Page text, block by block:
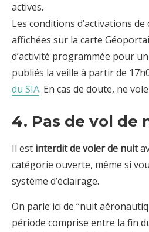
actives.
Les conditions d’activations
affichées sur la carte
d’activité programmée pour
publiés la veille à partir de
du SIA. En cas de doute, ne
4. Pas de vol de
Il est interdit de voler de nuit
catégorie ouverte, même si
système d’éclairage.
On parle ici de “nuit
période comprise entre la fin